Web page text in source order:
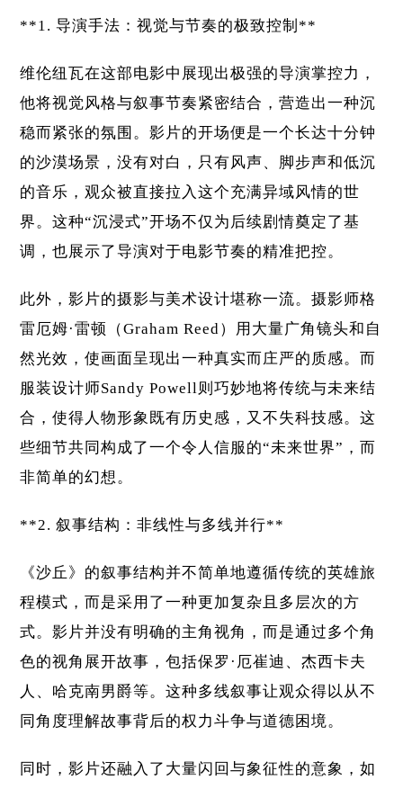
**1. 导演手法：视觉与节奏的极致控制**
维伦纽瓦在这部电影中展现出极强的导演掌控力，
他将视觉风格与叙事节奏紧密结合，营造出一种沉
稳而紧张的氛围。影片的开场便是一个长达十分钟
的沙漠场景，没有对白，只有风声、脚步声和低沉
的音乐，观众被直接拉入这个充满异域风情的世
界。这种“沉浸式”开场不仅为后续剧情奠定了基
调，也展示了导演对于电影节奏的精准把控。
此外，影片的摄影与美术设计堪称一流。摄影师格
雷厄姆·雷顿（Graham Reed）用大量广角镜头和自
然光效，使画面呈现出一种真实而庄严的质感。而
服装设计师Sandy Powell则巧妙地将传统与未来结
合，使得人物形象既有历史感，又不失科技感。这
些细节共同构成了一个令人信服的“未来世界”，而
非简单的幻想。
**2. 叙事结构：非线性与多线并行**
《沙丘》的叙事结构并不简单地遵循传统的英雄旅
程模式，而是采用了一种更加复杂且多层次的方
式。影片并没有明确的主角视角，而是通过多个角
色的视角展开故事，包括保罗·厄崔迪、杰西卡夫
人、哈克南男爵等。这种多线叙事让观众得以从不
同角度理解故事背后的权力斗争与道德困境。
同时，影片还融入了大量闪回与象征性的意象，如